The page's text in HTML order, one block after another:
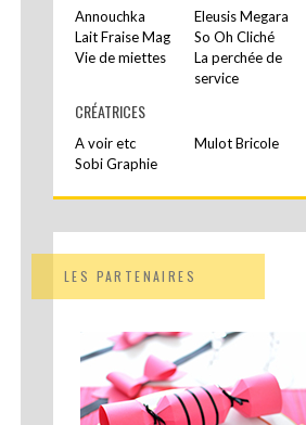
Annouchka
Eleusis Megara
Lait Fraise Mag
So Oh Cliché
Vie de miettes
La perchée de
service
CRÉATRICES
A voir etc
Mulot Bricole
Sobi Graphie
LES PARTENAIRES